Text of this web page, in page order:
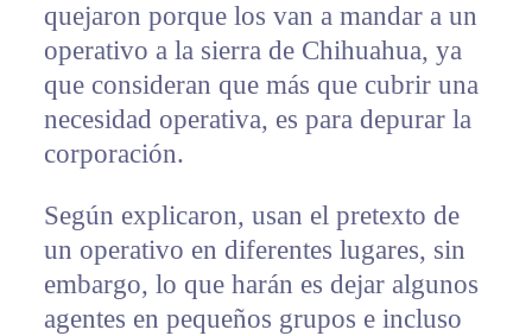
quejaron porque los van a mandar a un
operativo a la sierra de Chihuahua, ya
que consideran que más que cubrir una
necesidad operativa, es para depurar la
corporación.
Según explicaron, usan el pretexto de
un operativo en diferentes lugares, sin
embargo, lo que harán es dejar algunos
agentes en pequeños grupos e incluso